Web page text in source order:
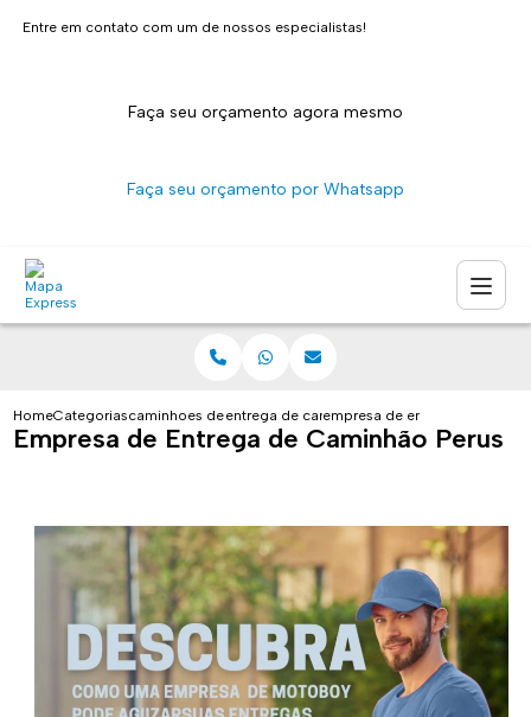
Entre em contato com um de nossos especialistas!
Faça seu orçamento agora mesmo
Faça seu orçamento por Whatsapp
HomeCategoriascaminhoes de entregaentrega de caminhao sao paulo
empresa de entrega de
Empresa de Entrega de Caminhão Perus